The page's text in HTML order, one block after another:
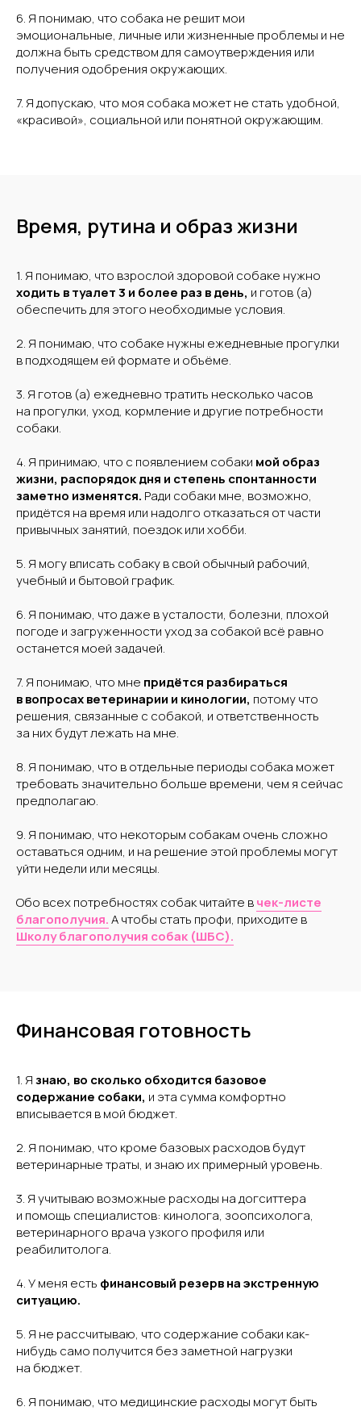
6. Я понимаю, что собака не решит мои
эмоциональные, личные или жизненные проблемы и не
должна быть средством для самоутверждения или
получения одобрения окружающих.
7. Я допускаю, что моя собака может не стать удобной,
«красивой», социальной или понятной окружающим.
Время, рутина и образ жизни
1. Я понимаю, что взрослой здоровой собаке нужно
ходить в туалет 3 и более раз в день, и готов (а)
обеспечить для этого необходимые условия.
2. Я понимаю, что собаке нужны ежедневные прогулки
в подходящем ей формате и объёме.
3. Я готов (а) ежедневно тратить несколько часов
на прогулки, уход, кормление и другие потребности
собаки.
4. Я принимаю, что с появлением собаки мой образ
жизни, распорядок дня и степень спонтанности
заметно изменятся. Ради собаки мне, возможно,
придётся на время или надолго отказаться от части
привычных занятий, поездок или хобби.
5. Я могу вписать собаку в свой обычный рабочий,
учебный и бытовой график.
6. Я понимаю, что даже в усталости, болезни, плохой
погоде и загруженности уход за собакой всё равно
останется моей задачей.
7. Я понимаю, что мне придётся разбираться
в вопросах ветеринарии и кинологии, потому что
решения, связанные с собакой, и ответственность
за них будут лежать на мне.
8. Я понимаю, что в отдельные периоды собака может
требовать значительно больше времени, чем я сейчас
предполагаю.
9. Я понимаю, что некоторым собакам очень сложно
оставаться одним, и на решение этой проблемы могут
уйти недели или месяцы.
Обо всех потребностях собак читайте вчек-листе
благополучия.А чтобы стать профи, приходите в
Школу благополучия собак (ШБС).
Финансовая готовность
1. Язнаю, во сколько обходится базовое
содержание собаки, и эта сумма комфортно
вписывается в мой бюджет.
2. Я понимаю, что кроме базовых расходов будут
ветеринарные траты, и знаю их примерный уровень.
3. Я учитываю возможные расходы на догситтера
и помощь специалистов: кинолога, зоопсихолога,
ветеринарного врача узкого профиля или
реабилитолога.
4. У меня есть финансовый резерв на экстренную
ситуацию.
5. Я не рассчитываю, что содержание собаки как-
нибудь само получится без заметной нагрузки
на бюджет.
6. Я понимаю, что медицинские расходы могут быть